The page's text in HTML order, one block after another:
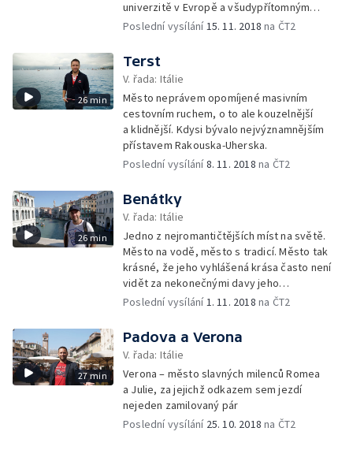
univerzitě v Evropě a všudypřítomným
červeným cihlám.
Poslední vysílání15. 11. 2018 na ČT2
26 min
Terst
V. řada: Itálie
Město neprávem opomíjené masivním
cestovním ruchem, o to ale kouzelnější
a klidnější. Kdysi bývalo nejvýznamnějším
přístavem Rakouska-Uherska.
Poslední vysílání8. 11. 2018 na ČT2
26 min
Benátky
V. řada: Itálie
Jedno z nejromantičtějších míst na světě.
Město na vodě, město s tradicí. Město tak
krásné, že jeho vyhlášená krása často není
vidět za nekonečnými davy jeho
obdivovatelů.
Poslední vysílání1. 11. 2018 na ČT2
27 min
Padova a Verona
V. řada: Itálie
Verona – město slavných milenců Romea
a Julie, za jejichž odkazem sem jezdí
nejeden zamilovaný pár
Poslední vysílání 25. 10. 2018 na ČT2